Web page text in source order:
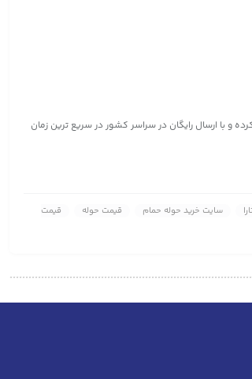
و با ارسال رایگان در سراسر کشور در سریع ترین زمان
سایت خرید حوله حمام قیمت حوله
قیمت